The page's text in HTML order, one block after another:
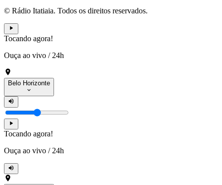
© Rádio Itatiaia. Todos os direitos reservados.
Tocando agora!
Ouça ao vivo / 24h
Belo Horizonte
Tocando agora!
Ouça ao vivo / 24h